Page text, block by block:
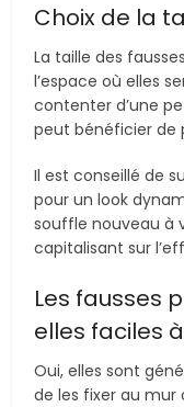
Choix de la
La taille des
l’espace où elles
contenter d’une
peut bénéficier de
Il est conseillé de
pour un look
souffle nouveau à
capitalisant sur
Les fausses
elles faciles
Oui, elles sont
de les fixer au mur